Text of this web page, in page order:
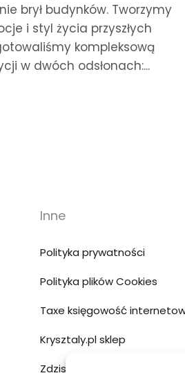
brył budynków. Tworzymy
i styl życia przyszłych
kompleksową
w dwóch odsłonach:...
Inne
Polityka prywatności
Polityka plików Cookies
Taxe księgowość
Krysztaly.pl sklep
Zdzislowicz strony WWW